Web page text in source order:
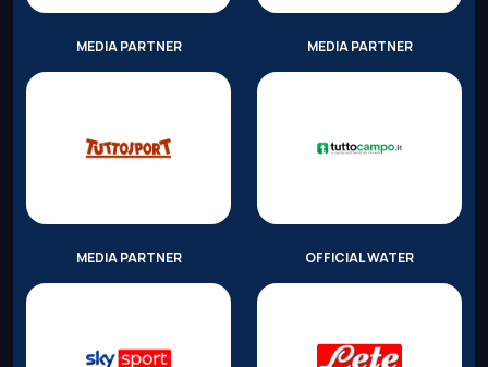
MEDIA PARTNER MEDIA PARTNER
MEDIA PARTNER OFFICIAL WATER